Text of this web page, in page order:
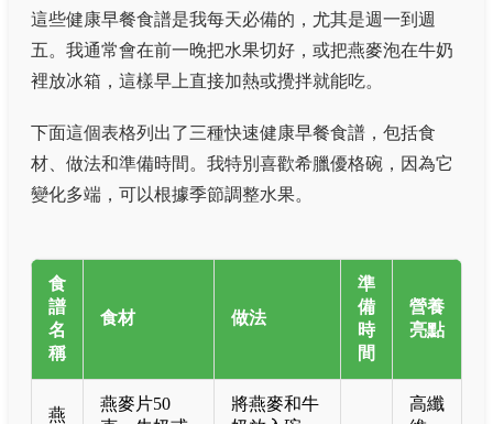
這些健康早餐食譜是我每天必備的，尤其是週一到週
五。我通常會在前一晚把水果切好，或把燕麥泡在牛奶
裡放冰箱，這樣早上直接加熱或攪拌就能吃。
下面這個表格列出了三種快速健康早餐食譜，包括食
材、做法和準備時間。我特別喜歡希臘優格碗，因為它
變化多端，可以根據季節調整水果。
食
譜
名
稱
食材 做法
準
備
時
間
營養
亮點
燕
燕麥片50
將燕麥和牛
高纖